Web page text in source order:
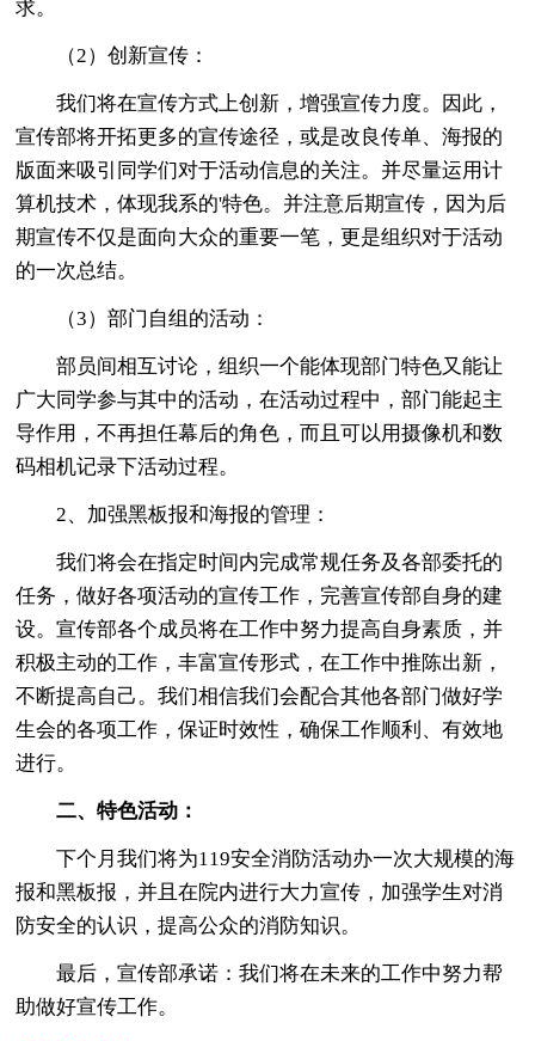
求。
（2）创新宣传：
我们将在宣传方式上创新，增强宣传力度。因此，
宣传部将开拓更多的宣传途径，或是改良传单、海报的
版面来吸引同学们对于活动信息的关注。并尽量运用计
算机技术，体现我系的'特色。并注意后期宣传，因为后
期宣传不仅是面向大众的重要一笔，更是组织对于活动
的一次总结。
（3）部门自组的活动：
部员间相互讨论，组织一个能体现部门特色又能让
广大同学参与其中的活动，在活动过程中，部门能起主
导作用，不再担任幕后的角色，而且可以用摄像机和数
码相机记录下活动过程。
2、加强黑板报和海报的管理：
我们将会在指定时间内完成常规任务及各部委托的
任务，做好各项活动的宣传工作，完善宣传部自身的建
设。宣传部各个成员将在工作中努力提高自身素质，并
积极主动的工作，丰富宣传形式，在工作中推陈出新，
不断提高自己。我们相信我们会配合其他各部门做好学
生会的各项工作，保证时效性，确保工作顺利、有效地
进行。
二、特色活动：
下个月我们将为119安全消防活动办一次大规模的海
报和黑板报，并且在院内进行大力宣传，加强学生对消
防安全的认识，提高公众的消防知识。
最后，宣传部承诺：我们将在未来的工作中努力帮
助做好宣传工作。